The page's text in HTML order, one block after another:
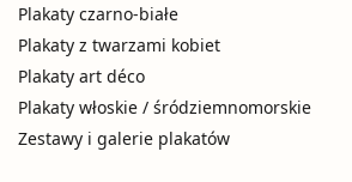
Plakaty czarno-białe
Plakaty z twarzami kobiet
Plakaty art déco
Plakaty włoskie / śródziemnomorskie
Zestawy i galerie plakatów